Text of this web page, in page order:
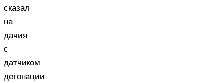
сказал
на
дачия
с
датчиком
детонации